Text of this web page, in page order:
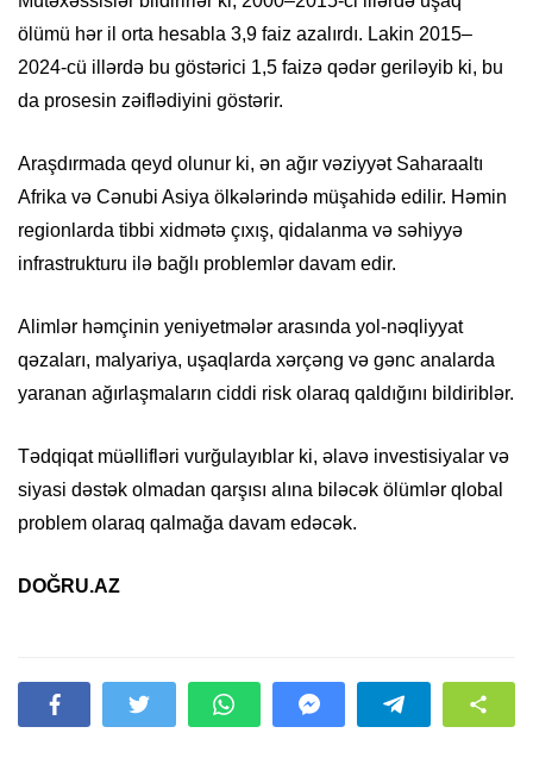
ölümü hər il orta hesabla 3,9 faiz azalırdı. Lakin 2015–
2024-cü illərdə bu göstərici 1,5 faizə qədər geriləyib ki, bu
da prosesin zəiflədiyini göstərir.
Araşdırmada qeyd olunur ki, ən ağır vəziyyət Saharaaltı
Afrika və Cənubi Asiya ölkələrində müşahidə edilir. Həmin
regionlarda tibbi xidmətə çıxış, qidalanma və səhiyyə
infrastrukturu ilə bağlı problemlər davam edir.
Alimlər həmçinin yeniyetmələr arasında yol-nəqliyyat
qəzaları, malyariya, uşaqlarda xərçəng və gənc analarda
yaranan ağırlaşmaların ciddi risk olaraq qaldığını bildiriblər.
Tədqiqat müəllifləri vurğulayıblar ki, əlavə investisiyalar və
siyasi dəstək olmadan qarşısı alına biləcək ölümlər qlobal
problem olaraq qalmağa davam edəcək.
DOĞRU.AZ